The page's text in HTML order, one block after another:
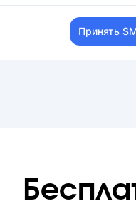
Принять